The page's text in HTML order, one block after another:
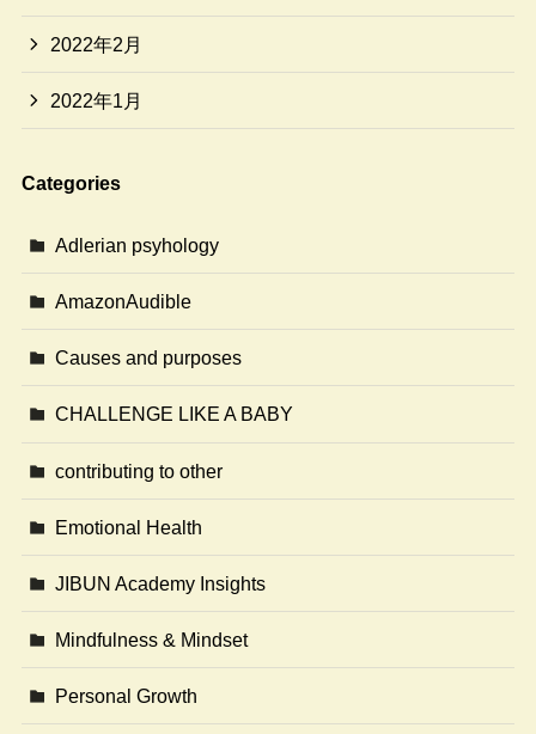
2022年2月
2022年1月
Categories
Adlerian psyhology
AmazonAudible
Causes and purposes
CHALLENGE LIKE A BABY
contributing to other
Emotional Health
JIBUN Academy Insights
Mindfulness & Mindset
Personal Growth